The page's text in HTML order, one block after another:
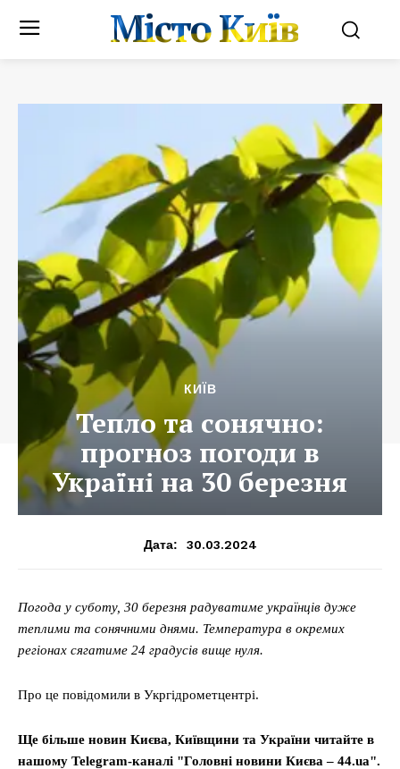
Місто Київ
КИЇВ
Тепло та сонячно:
прогноз погоди в
Україні на 30 березня
Дата: 30.03.2024
Погода у суботу, 30 березня радуватиме українців дуже
теплими та сонячними днями. Температура в окремих
регіонах сягатиме 24 градусів вище нуля.
Про це повідомили в Укргідрометцентрі.
Ще більше новин Києва, Київщини та України читайте в
нашому Telegram-каналі "Головні новини Києва – 44.ua".